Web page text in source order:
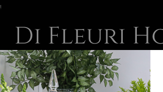
MESA POSTA MURANOS